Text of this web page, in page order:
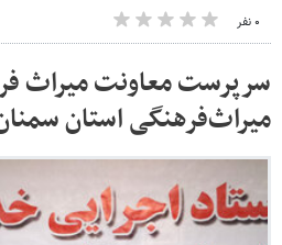
۰ نفر
سرپرست معاونت میراث
میراث‌فرهنگی استان